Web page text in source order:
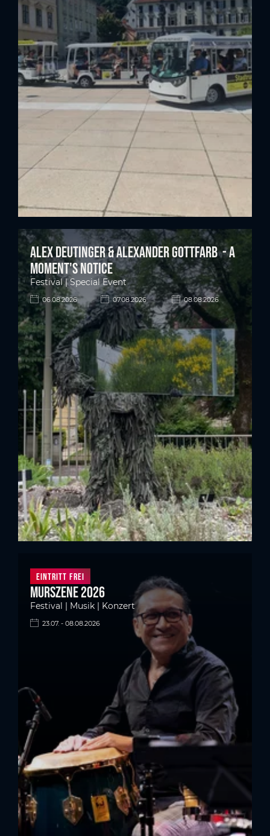
Alex Deutinger & Alexander Gottfarb - A
moment's notice
Festival | Special Event
06.08.2026 07.08.2026 08.08.2026
Eintritt frei
Murszene 2026
Festival | Musik | Konzert
23.07. - 08.08.2026